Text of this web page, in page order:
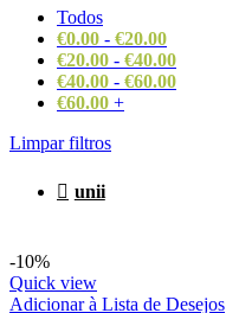
Todos
€0.00 - €20.00
€20.00 - €40.00
€40.00 - €60.00
€60.00 +
Limpar filtros
unii
-10%
Quick view
Adicionar à Lista de Desejos